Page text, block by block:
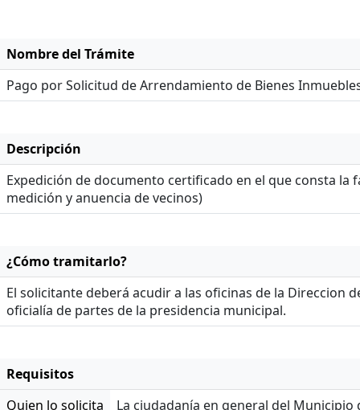
Nombre del Trámite
Pago por Solicitud de Arrendamiento de Bienes
Descripción
Expedición de documento certificado en el que consta
medición y anuencia de vecinos)
¿Cómo tramitarlo?
El solicitante deberá acudir a las oficinas de la
oficialía de partes de la presidencia municipal.
Requisitos
Quien lo solicita
La ciudadanía en general del Municipio